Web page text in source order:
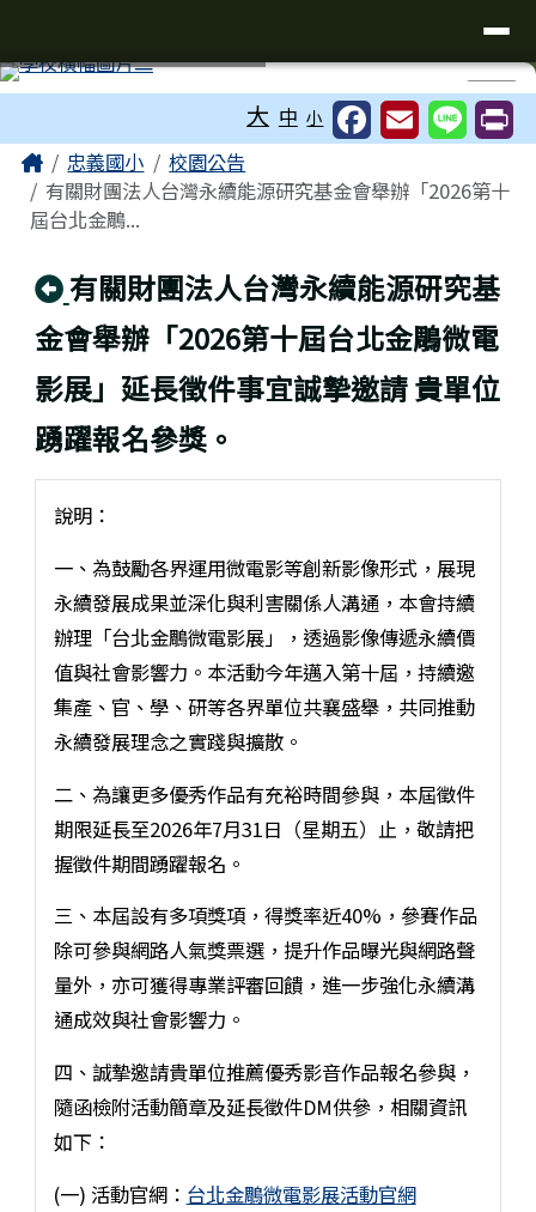
⏸
大 中 小
主內容區域
Home忠義國小
校園公告
有關財團法人台灣永續能源研究基金會舉辦「2026第十
屆台北金鵰...
回上頁
有關財團法人台灣永續能源研究基
金會舉辦「2026第十屆台北金鵰微電
影展」延長徵件事宜誠摯邀請 貴單位
踴躍報名參獎。
說明：
一、為鼓勵各界運用微電影等創新影像形式，展現
永續發展成果並深化與利害關係人溝通，本會持續
辦理「台北金鵰微電影展」，透過影像傳遞永續價
值與社會影響力。本活動今年邁入第十屆，持續邀
集產、官、學、研等各界單位共襄盛舉，共同推動
永續發展理念之實踐與擴散。
二、為讓更多優秀作品有充裕時間參與，本屆徵件
期限延長至2026年7月31日（星期五）止，敬請把
握徵件期間踴躍報名。
三、本屆設有多項獎項，得獎率近40%，參賽作品
除可參與網路人氣獎票選，提升作品曝光與網路聲
量外，亦可獲得專業評審回饋，進一步強化永續溝
通成效與社會影響力。
四、誠摯邀請貴單位推薦優秀影音作品報名參與，
隨函檢附活動簡章及延長徵件DM供參，相關資訊
如下：
(一) 活動官網： 台北金鵰微電影展活動官網
頁尾區域